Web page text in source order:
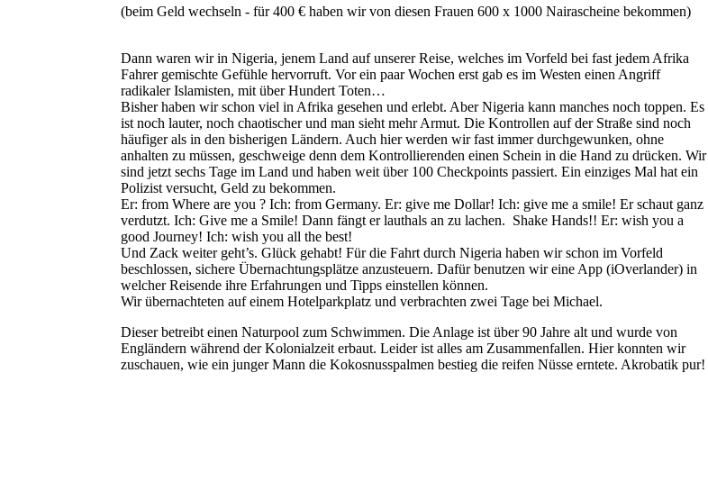
(beim Geld wechseln - für 400 € haben wir von diesen Frauen 600 x 1000 Nairascheine bekommen)
Dann waren wir in Nigeria, jenem Land auf unserer Reise, welches im Vorfeld bei fast jedem Afrika
Fahrer gemischte Gefühle hervorruft. Vor ein paar Wochen erst gab es im Westen einen Angriff
radikaler Islamisten, mit über Hundert Toten…
Bisher haben wir schon viel in Afrika gesehen und erlebt. Aber Nigeria kann manches noch toppen. Es
ist noch lauter, noch chaotischer und man sieht mehr Armut. Die Kontrollen auf der Straße sind noch
häufiger als in den bisherigen Ländern. Auch hier werden wir fast immer durchgewunken, ohne
anhalten zu müssen, geschweige denn dem Kontrollierenden einen Schein in die Hand zu drücken. Wir
sind jetzt sechs Tage im Land und haben weit über 100 Checkpoints passiert. Ein einziges Mal hat ein
Polizist versucht, Geld zu bekommen.
Er: from Where are you ? Ich: from Germany. Er: give me Dollar! Ich: give me a smile! Er schaut ganz
verdutzt. Ich: Give me a Smile! Dann fängt er lauthals an zu lachen. Shake Hands!! Er: wish you a
good Journey! Ich: wish you all the best!
Und Zack weiter geht’s. Glück gehabt! Für die Fahrt durch Nigeria haben wir schon im Vorfeld
beschlossen, sichere Übernachtungsplätze anzusteuern. Dafür benutzen wir eine App (iOverlander) in
welcher Reisende ihre Erfahrungen und Tipps einstellen können.
Wir übernachteten auf einem Hotelparkplatz und verbrachten zwei Tage bei Michael.
Dieser betreibt einen Naturpool zum Schwimmen. Die Anlage ist über 90 Jahre alt und wurde von
Engländern während der Kolonialzeit erbaut. Leider ist alles am Zusammenfallen. Hier konnten wir
zuschauen, wie ein junger Mann die Kokosnusspalmen bestieg die reifen Nüsse erntete. Akrobatik pur!